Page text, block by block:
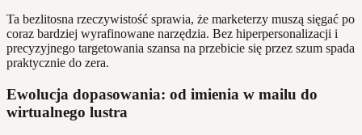
Ta bezlitosna rzeczywistość sprawia, że marketerzy muszą sięgać po
coraz bardziej wyrafinowane narzędzia. Bez hiperpersonalizacji i
precyzyjnego targetowania szansa na przebicie się przez szum spada
praktycznie do zera.
Ewolucja dopasowania: od imienia w mailu do
wirtualnego lustra